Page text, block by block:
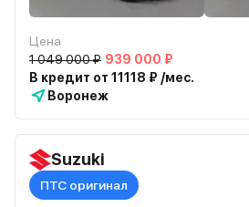
Цена
1 049 000 ₽ 939 000 ₽
В кредит от 11118 ₽ /мес.
Воронеж
Suzuki
ПТС оригинал